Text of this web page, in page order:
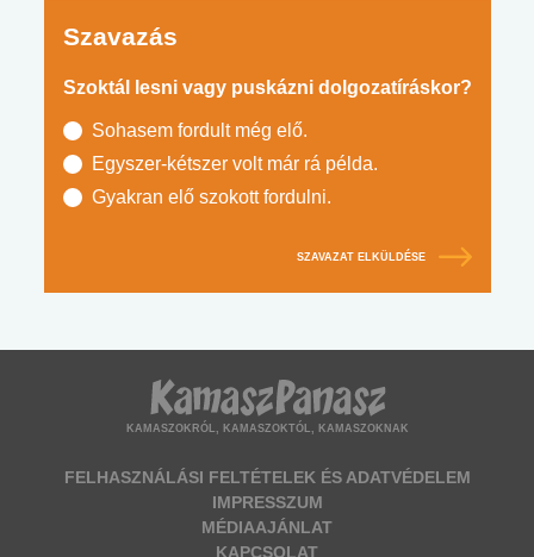
Szavazás
Szoktál lesni vagy puskázni dolgozatíráskor?
Sohasem fordult még elő.
Egyszer-kétszer volt már rá példa.
Gyakran elő szokott fordulni.
SZAVAZAT ELKÜLDÉSE
KAMASZOKRÓL, KAMASZOKTÓL, KAMASZOKNAK
FELHASZNÁLÁSI FELTÉTELEK ÉS ADATVÉDELEM
IMPRESSZUM
MÉDIAAJÁNLAT
KAPCSOLAT